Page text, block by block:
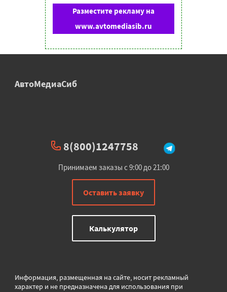
Разместите рекламу на
www.avtomediasib.ru
АвтоМедиаСиб
8(800)1247758
Принимаем заказы с 9:00 до 21:00
Оставить заявку
Калькулятор
Информация, размещенная на сайте, носит рекламный
характер и не предназначена для использования при